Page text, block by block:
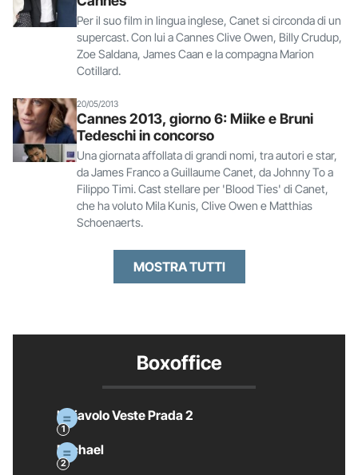
Per il suo film in lingua inglese, Canet si circonda di un
supercast. Con lui a Cannes Clive Owen, Billy Crudup,
Zoe Saldana, James Caan e la compagna Marion
Cotillard.
20/05/2013
Cannes 2013, giorno 6: Miike e Bruni
Tedeschi in concorso
Una giornata affollata di grandi nomi, tra autori e star,
da James Franco a Guillaume Canet, da Johnny To a
Filippo Timi. Cast stellare per 'Blood Ties' di Canet,
che ha voluto Mila Kunis, Clive Owen e Matthias
Schoenaerts.
MOSTRA TUTTI
Boxoffice
Il Diavolo Veste Prada 2
Michael